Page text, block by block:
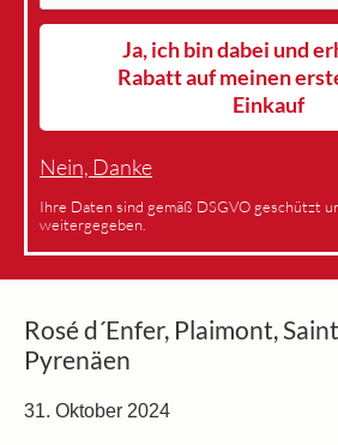
Ja, ich bin dabei und
Rabatt auf meinen
Einkauf
Nein, Danke
Ihre Daten sind gemäß DSGVO geschützt
weitergegeben.
Rosé d´Enfer, Plaimont,
Pyrenäen
31. Oktober 2024